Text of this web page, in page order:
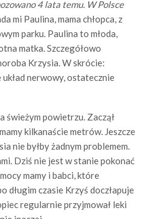
4 lata temu. W Polsce
mi Paulina, mama chłopca, z
parku. Paulina to młoda,
matka. Szczegółowo
Krzysia. W skrócie:
nerwowy, ostatecznie
świeżym powietrzu. Zaczął
kilkanaście metrów. Jeszcze
nie byłby żadnym problemem.
Dziś nie jest w stanie pokonać
mamy i babci, które
długim czasie Krzyś doczłapuje
regularnie przyjmował leki